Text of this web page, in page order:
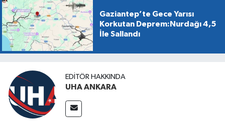
Gaziantep’te Gece Yarısı
Korkutan Deprem:Nurdağı 4,5
İle Sallandı
EDITÖR HAKKINDA
UHA ANKARA